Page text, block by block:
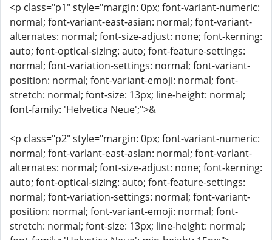
<p class="p1" style="margin: 0px; font-variant-numeric:
normal; font-variant-east-asian: normal; font-variant-
alternates: normal; font-size-adjust: none; font-kerning:
auto; font-optical-sizing: auto; font-feature-settings:
normal; font-variation-settings: normal; font-variant-
position: normal; font-variant-emoji: normal; font-
stretch: normal; font-size: 13px; line-height: normal;
font-family: 'Helvetica Neue';">&
<p class="p2" style="margin: 0px; font-variant-numeric:
normal; font-variant-east-asian: normal; font-variant-
alternates: normal; font-size-adjust: none; font-kerning:
auto; font-optical-sizing: auto; font-feature-settings:
normal; font-variation-settings: normal; font-variant-
position: normal; font-variant-emoji: normal; font-
stretch: normal; font-size: 13px; line-height: normal;